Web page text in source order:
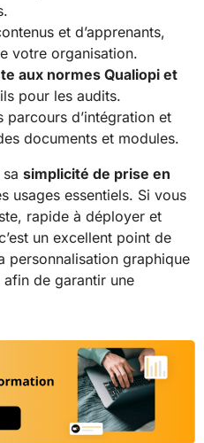
et d’apprenants,
votre organisation.
aux normes Qualiopi et
pour les audits.
parcours d’intégration et
documents et modules.
simplicité de prise en
usages essentiels. Si vous
rapide à déployer et
un excellent point de
personnalisation graphique
de garantir une